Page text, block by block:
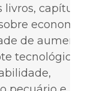
livros, capítulos e
economia,
de aumento
tecnológico,